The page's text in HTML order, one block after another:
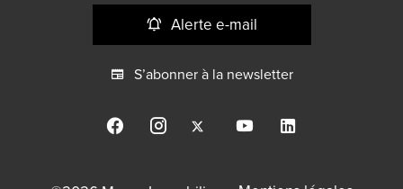
Alerte e-mail
S’abonner à la newsletter